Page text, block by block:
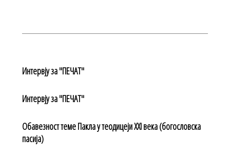
Интервју за "ПЕЧАТ"
Интервју за "ПЕЧАТ"
Обавезност теме Пакла у теодицеји XXI века (богословска
пасија)